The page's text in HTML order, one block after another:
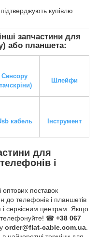
купівлю
запчастини для
або планшета:
Сенсору
Шлейфи
кабель Інструмент
для
і
поставок
до телефонів і планшетів
сервісним центрам. Якщо
телефонуйте! ☎ +38 067
order@flat-cable.com.ua